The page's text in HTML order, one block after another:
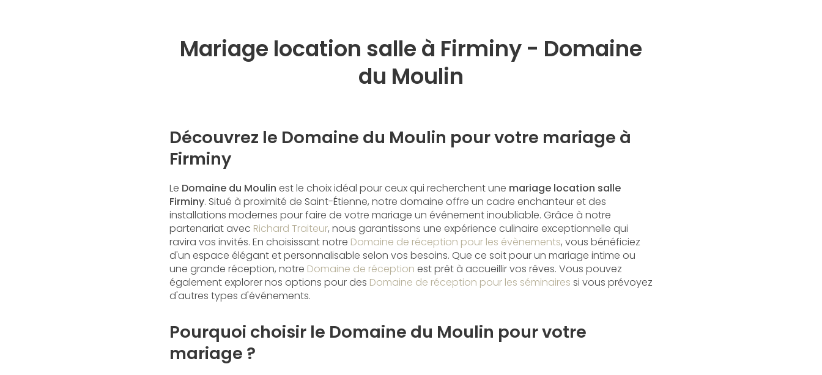
Mariage location salle à Firminy - Domaine
du Moulin
Découvrez le Domaine du Moulin pour votre mariage à
Firminy
Le Domaine du Moulin est le choix idéal pour ceux qui recherchent une mariage location salle
Firminy. Situé à proximité de Saint-Étienne, notre domaine offre un cadre enchanteur et des
installations modernes pour faire de votre mariage un événement inoubliable. Grâce à notre
partenariat avec Richard Traiteur, nous garantissons une expérience culinaire exceptionnelle qui
ravira vos invités. En choisissant notre Domaine de réception pour les évènements, vous bénéficiez
d'un espace élégant et personnalisable selon vos besoins. Que ce soit pour un mariage intime ou
une grande réception, notre Domaine de réception est prêt à accueillir vos rêves. Vous pouvez
également explorer nos options pour des Domaine de réception pour les séminaires si vous prévoyez
d'autres types d'événements.
Pourquoi choisir le Domaine du Moulin pour votre
mariage ?